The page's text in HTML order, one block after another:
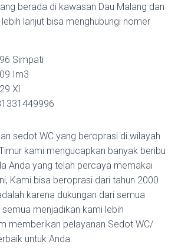
berada di kawasan Dau Malang dan
lanjut bisa menghubungi nomer
Simpati
Im3
Xl
sedot WC yang beroprasi di wilayah
kami mengucapkan banyak beribu
Anda yang telah percaya memakai
Kami bisa beroprasi dari tahun 2000
karena dukungan dari semua
menjadikan kami lebih
memberikan pelayanan Sedot WC/
untuk Anda.